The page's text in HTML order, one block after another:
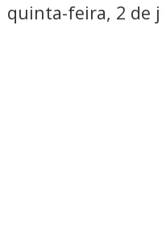
quinta-feira, 2 de